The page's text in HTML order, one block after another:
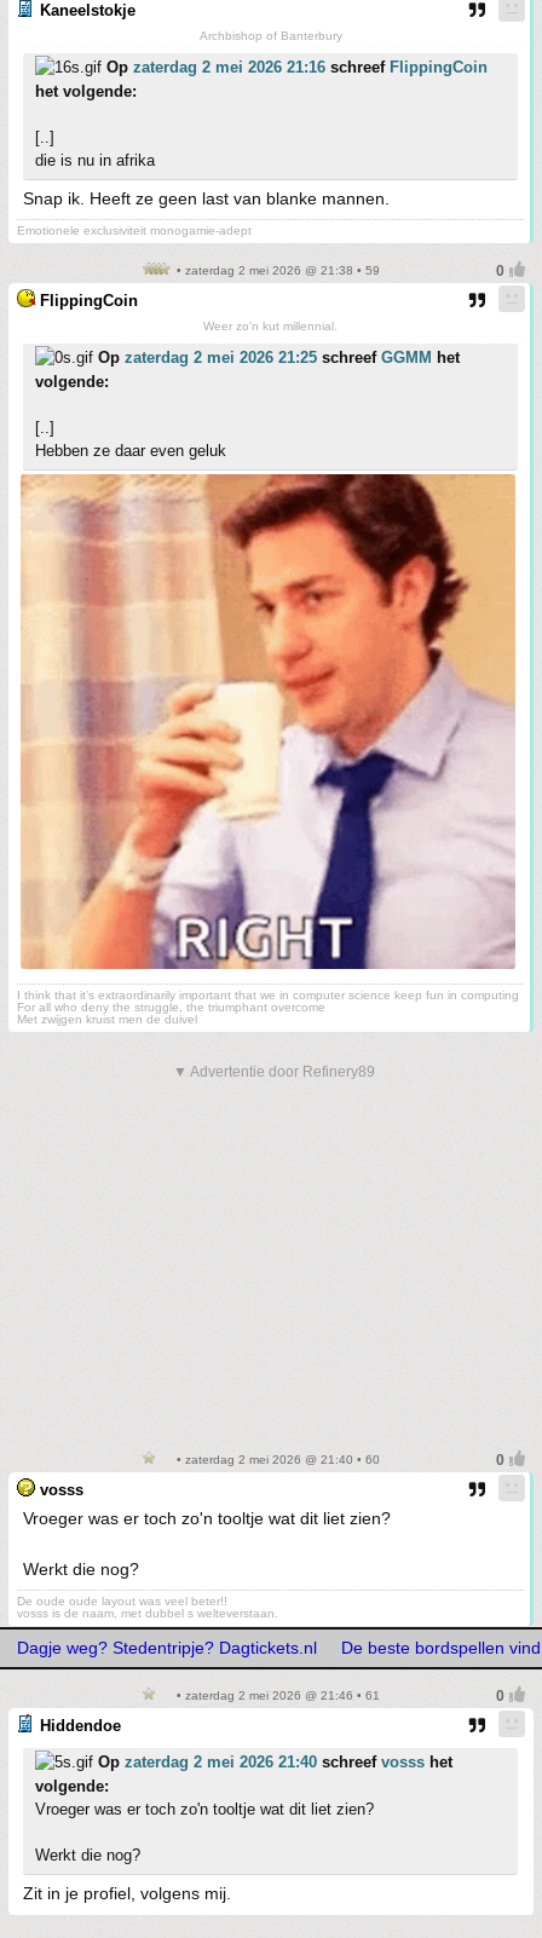
Kaneelstokje
Archbishop of Banterbury
Op zaterdag 2 mei 2026 21:16 schreef FlippingCoin
het volgende:
[..]
die is nu in afrika
Snap ik. Heeft ze geen last van blanke mannen.
Emotionele exclusiviteit monogamie-adept
• zaterdag 2 mei 2026 @ 21:38 • 59
FlippingCoin
Weer zo'n kut millennial.
Op zaterdag 2 mei 2026 21:25 schreef GGMM het
volgende:
[..]
Hebben ze daar even geluk
I think that it’s extraordinarily important that we in computer science keep fun in computing
For all who deny the struggle, the triumphant overcome
Met zwijgen kruist men de duivel
▼ Advertentie door Refinery89
• zaterdag 2 mei 2026 @ 21:40 • 60
vosss
Vroeger was er toch zo'n tooltje wat dit liet zien?
Werkt die nog?
De oude oude layout was veel beter!!
vosss is de naam, met dubbel s welteverstaan.
Dagje weg? Stedentripje? Dagtickets.nl De beste bordspellen
• zaterdag 2 mei 2026 @ 21:46 • 61
Hiddendoe
Op zaterdag 2 mei 2026 21:40 schreef vosss het
volgende:
Vroeger was er toch zo'n tooltje wat dit liet zien?
Werkt die nog?
Zit in je profiel, volgens mij.